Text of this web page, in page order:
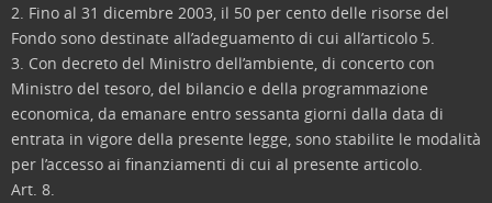
2. Fino al 31 dicembre 2003, il 50 per cento delle risorse del
Fondo sono destinate all’adeguamento di cui all’articolo 5.
3. Con decreto del Ministro dell’ambiente, di concerto con
Ministro del tesoro, del bilancio e della programmazione
economica, da emanare entro sessanta giorni dalla data di
entrata in vigore della presente legge, sono stabilite le modalità
per l’accesso ai finanziamenti di cui al presente articolo.
Art. 8.